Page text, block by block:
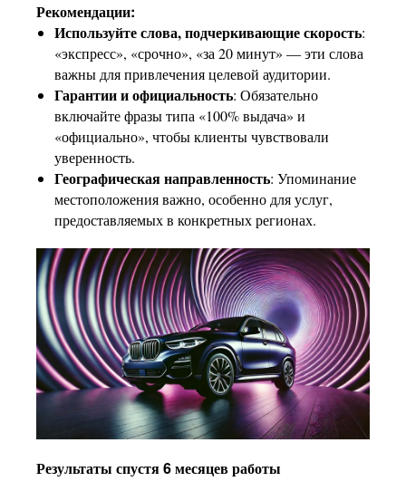
Рекомендации:
Используйте слова, подчеркивающие скорость:
«экспресс», «срочно», «за 20 минут» — эти слова
важны для привлечения целевой аудитории.
Гарантии и официальность: Обязательно
включайте фразы типа «100% выдача» и
«официально», чтобы клиенты чувствовали
уверенность.
Географическая направленность: Упоминание
местоположения важно, особенно для услуг,
предоставляемых в конкретных регионах.
Результаты спустя 6 месяцев работы